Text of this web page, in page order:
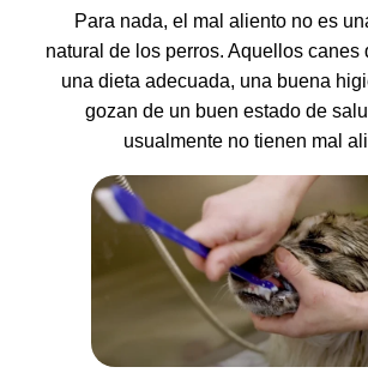
Para nada, el mal aliento no es
natural de los perros. Aquellos canes
una dieta adecuada, una buena
gozan de un buen estado de
usualmente no tienen mal